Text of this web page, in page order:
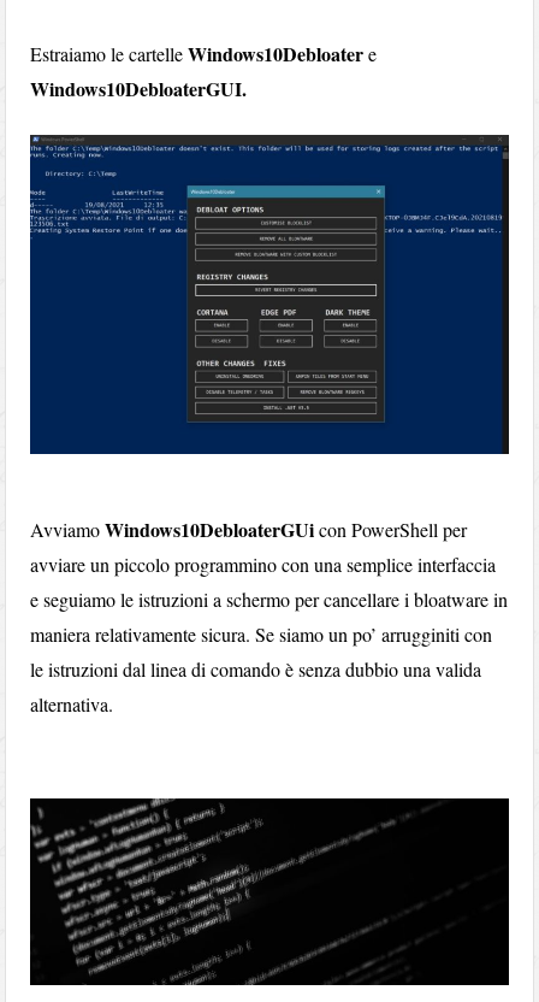
Estraiamo le cartelleWindows10Debloatere
Windows10DebloaterGUI.
AvviamoWindows10DebloaterGUicon PowerShell per
avviare un piccolo programmino con una semplice interfaccia
e seguiamo le istruzioni a schermo per cancellare i bloatware in
maniera relativamente sicura. Se siamo un po’ arrugginiti con
le istruzioni dal linea di comando è senza dubbio una valida
alternativa.